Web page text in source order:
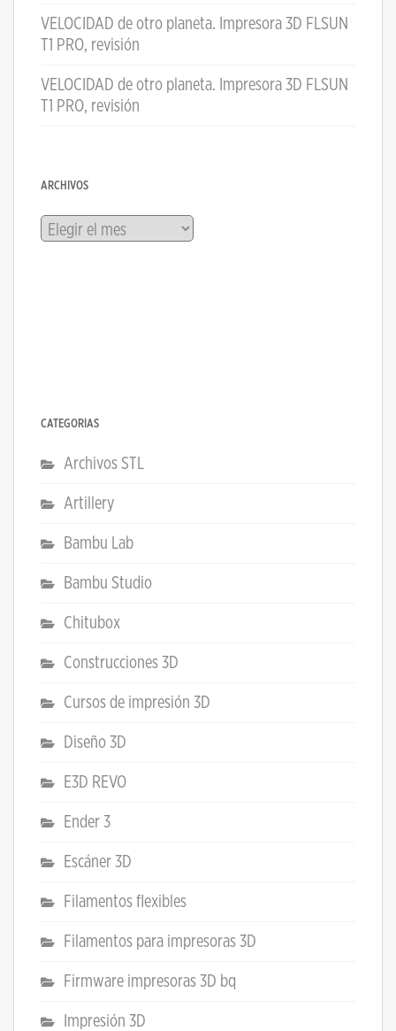
VELOCIDAD de otro planeta. Impresora 3D FLSUN
T1 PRO, revisión
VELOCIDAD de otro planeta. Impresora 3D FLSUN
T1 PRO, revisión
ARCHIVOS
Archivos
CATEGORÍAS
Archivos STL
Artillery
Bambu Lab
Bambu Studio
Chitubox
Construcciones 3D
Cursos de impresión 3D
Diseño 3D
E3D REVO
Ender 3
Escáner 3D
Filamentos flexibles
Filamentos para impresoras 3D
Firmware impresoras 3D bq
Impresión 3D